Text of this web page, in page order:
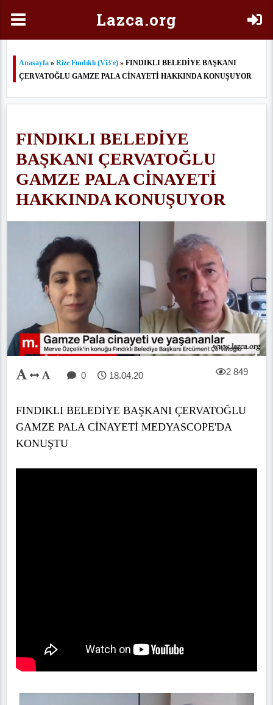
Lazca.org
Anasayfa » Rize Fındıklı (Vi3'e) » FINDIKLI BELEDİYE BAŞKANI
ÇERVATOĞLU GAMZE PALA CİNAYETİ HAKKINDA KONUŞUYOR
FINDIKLI BELEDİYE
BAŞKANI ÇERVATOĞLU
GAMZE PALA CİNAYETİ
HAKKINDA KONUŞUYOR
0 18.04.20 2 849
FINDIKLI BELEDİYE BAŞKANI ÇERVATOĞLU
GAMZE PALA CİNAYETİ MEDYASCOPE'DA
KONUŞTU